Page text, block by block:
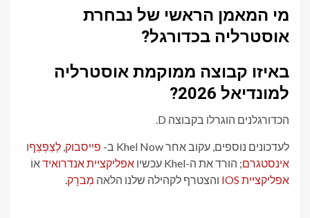
מי המאמן הראשי של נבחרת
אוסטרליה בכדורגל?
באיזו קבוצה ממוקמת אוסטרליה
למונדיאל 2026?
הכדורגלנים הוגרלו בקבוצה D.
לעדכונים נוספים, עקוב אחר Khel Now ב- פייסבוק, לְצַפְצֵףו
אינסטגרם; הורד את ה-Khel עכשיו אפליקציית אנדרואידאוֹ
אפליקציית IOS
והצטרף לקהילה שלנו הלאה מִברָק.